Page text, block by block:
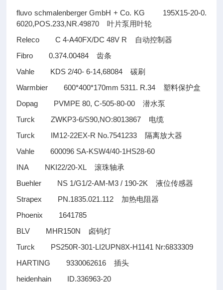
fluvo schmalenberger GmbH + Co. KG 195X15-20-0.
6020,POS.233,NR.49870叶片泵用叶轮
Releco C 4-A40FX/DC 48V R 自动控制器
Fibro 0.374.00484齿条
Vahle KDS 2/40- 6-14,68084碳刷
Warmbier 600*400*170mm 5311. R.34 塑料保护盒
Dopag PVMPE 80, C-505-80-00潜水泵
Turck ZWKP3-6/S90,NO:8013867 电缆
Turck IM12-22EX-R No.7541233 隔离放大器
Vahle 600096 SA-KSW4/40-1HS28-60
INA NKI22/20-XL滚珠轴承
Buehler NS 1/G1/2-AM-M3 / 190-2K液位传感器
Strapex PN.1835.021.112 加热电阻器
Phoenix 1641785
BLV MHR150N 卤钨灯
Turck PS250R-301-LI2UPN8X-H1141 Nr:6833309
HARTING 9330062616插头
heidenhain ID.336963-20